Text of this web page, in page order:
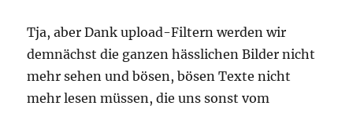
Tja, aber Dank upload-Filtern werden wir
demnächst die ganzen hässlichen Bilder nicht
mehr sehen und bösen, bösen Texte nicht
mehr lesen müssen, die uns sonst vom